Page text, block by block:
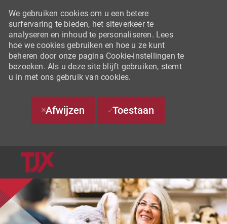
We gebruiken cookies om u een betere
surfervaring te bieden, het siteverkeer te
analyseren en inhoud te personaliseren. Lees
hoe we cookies gebruiken en hoe u ze kunt
beheren door onze pagina Cookie-instellingen te
bezoeken. Als u deze site blijft gebruiken, stemt
u in met ons gebruik van cookies.
Afwijzen Toestaan